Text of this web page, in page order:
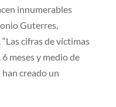
innumerables
Guterres,
cifras de víctimas
meses y medio de
creado un